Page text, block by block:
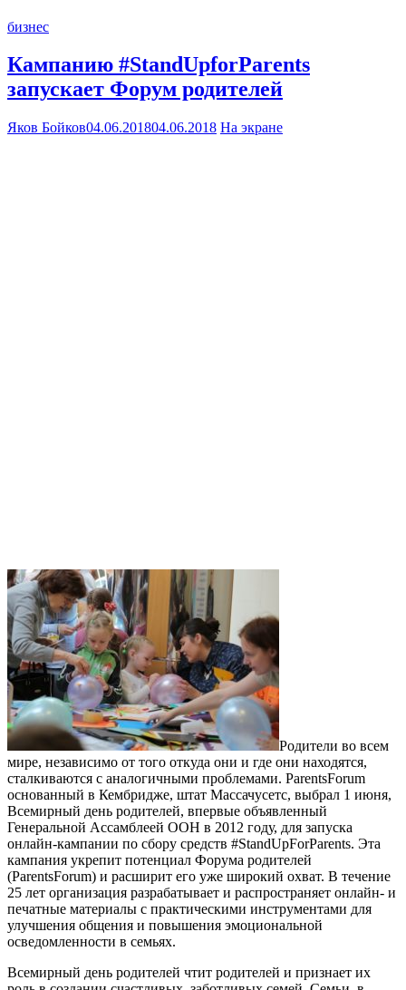
бизнес
Кампанию #StandUpforParents
запускает Форум родителей
Яков Бойков04.06.201804.06.2018 На экране
Родители во всем
мире, независимо от того откуда они и где они находятся,
сталкиваются с аналогичными проблемами. ParentsForum
основанный в Кембридже, штат Массачусетс, выбрал 1 июня,
Всемирный день родителей, впервые объявленный
Генеральной Ассамблеей ООН в 2012 году, для запуска
онлайн-кампании по сбору средств #StandUpForParents. Эта
кампания укрепит потенциал Форума родителей
(ParentsForum) и расширит его уже широкий охват. В течение
25 лет организация разрабатывает и распространяет онлайн- и
печатные материалы с практическими инструментами для
улучшения общения и повышения эмоциональной
осведомленности в семьях.
Всемирный день родителей чтит родителей и признает их